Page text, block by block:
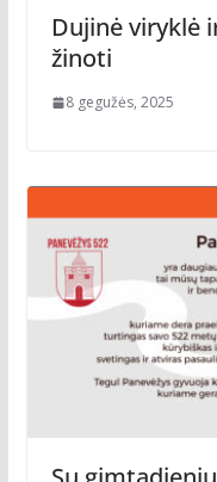
Dujinė viryklė
žinoti
8 gegužės, 2025